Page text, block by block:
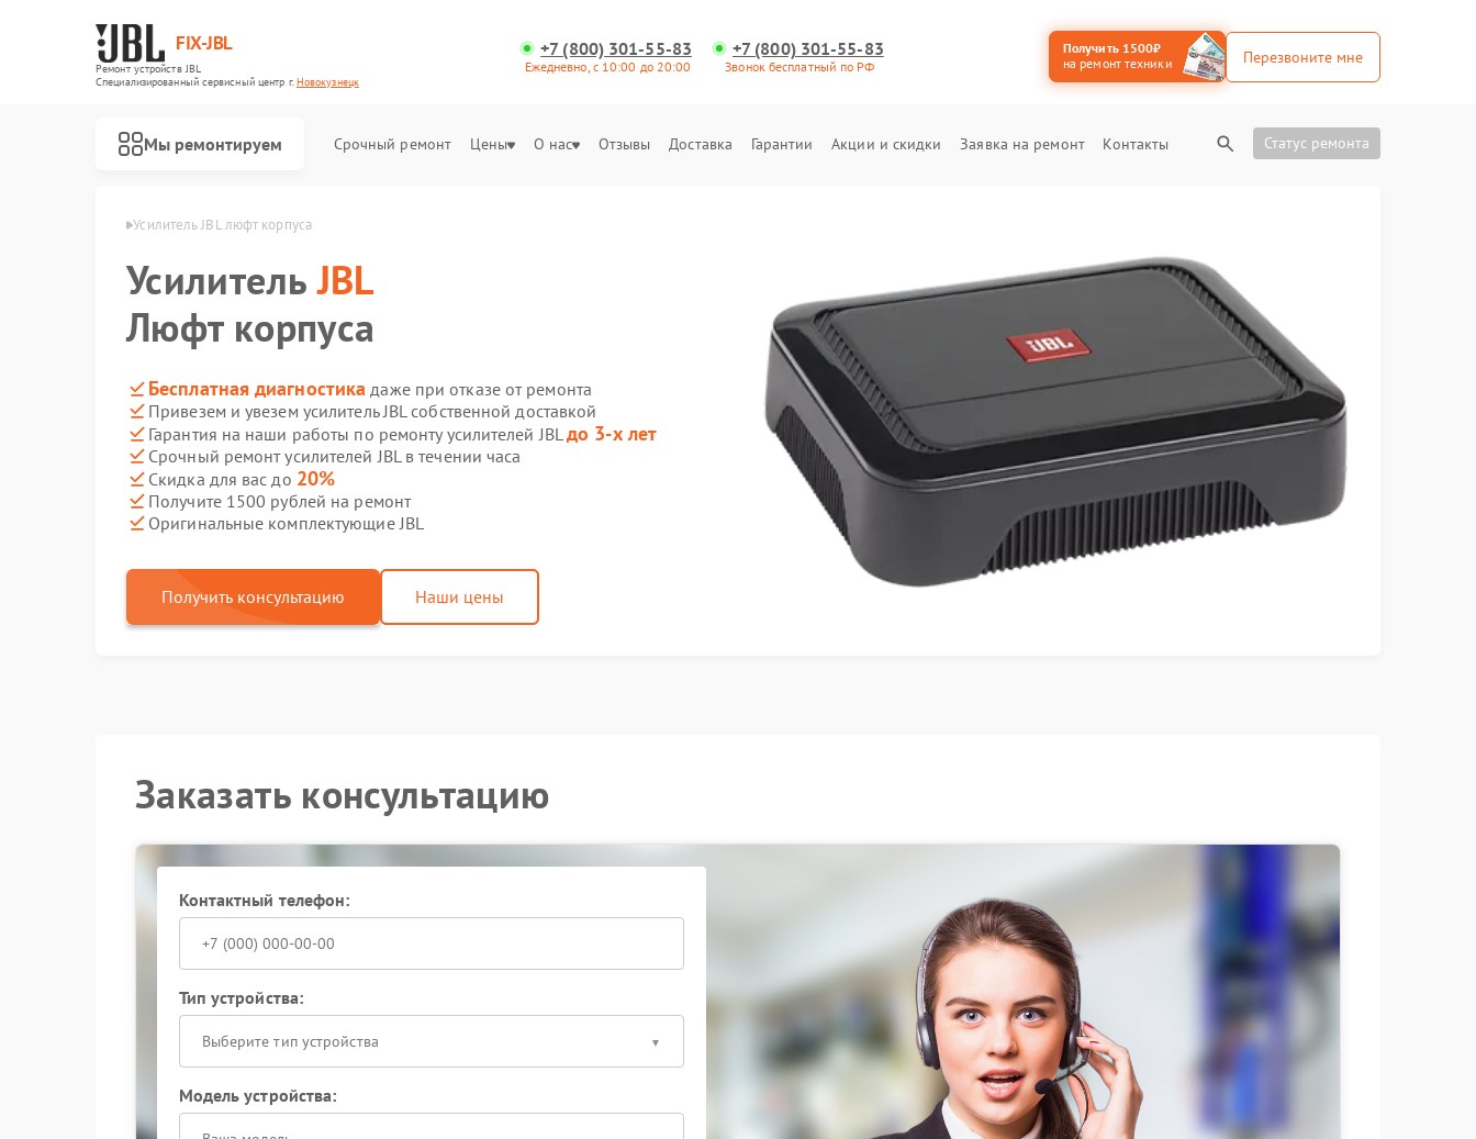
FIX-JBL
Ремонт устройств JBL
Специализированный cервисный центр г.Новокузнецк
+7 (800) 301-55-83
Ежедневно, с 10:00 до 20:00
+7 (800) 301-55-83
Звонок бесплатный по РФ
Получить 1500₽
на ремонт техники
Перезвоните мне
Мы ремонтируем Срочный ремонт Цены О нас Отзывы Доставка Гарантии Акции и скидки Заявка на ремонт Контакты Статус ремонта
в Новокузнецке Усилитель JBL люфт корпуса
УсилительJBL
Люфт корпуса
Бесплатная диагностика даже при отказе от ремонта
Привезем и увезем усилитель JBL собственной доставкой
Гарантия на наши работы по ремонту усилителей JBLдо 3-х лет
Срочный ремонт усилителей JBL в течении часа
Скидка для вас до 20%
Получите 1500 рублей на ремонт
Оригинальные комплектующие JBL
Получить консультацию Наши цены
Заказать консультацию
Контактный телефон:
Тип устройства:
Выберите тип устройства
Модель устройства: